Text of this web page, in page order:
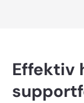
Effektiv